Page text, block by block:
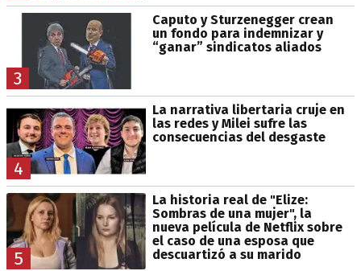
3
Caputo y Sturzenegger crean
un fondo para indemnizar y
“ganar” sindicatos aliados
4
La narrativa libertaria cruje en
las redes y Milei sufre las
consecuencias del desgaste
5
La historia real de "Elize:
Sombras de una mujer", la
nueva película de Netflix sobre
el caso de una esposa que
descuartizó a su marido